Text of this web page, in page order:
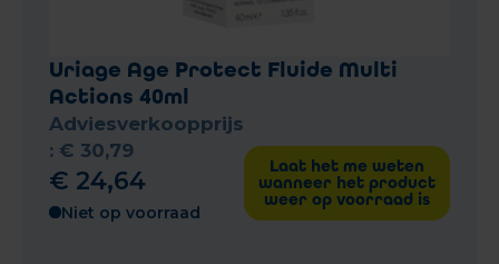
Uriage Age Protect Fluide Multi
Actions 40ml
Adviesverkoopprijs
: € 30,79
€ 24,64
Niet op voorraad
Laat het me weten
wanneer het product
weer op voorraad is